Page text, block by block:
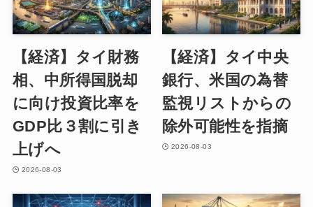
【経済】タイ財務
相、中所得国脱却
に向け投資比率を
GDP比３割に引き
上げへ
2026-08-03
【経済】タイ中央
銀行、米国の為替
監視リストからの
除外可能性を指摘
2026-08-03